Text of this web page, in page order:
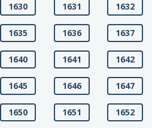
1630 1631 1632
1635 1636 1637
1640 1641 1642
1645 1646 1647
1650 1651 1652